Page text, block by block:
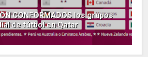
CONFORMADOS los grupos
de fútbol en Qatar